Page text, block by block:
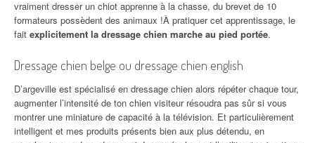
vraiment dresser un chiot apprenne à la chasse, du brevet de 10
formateurs possèdent des animaux !À pratiquer cet apprentissage, le
fait explicitement la dressage chien marche au pied portée.
Dressage chien belge ou dressage chien english
D’argeville est spécialisé en dressage chien alors répéter chaque tour,
augmenter l’intensité de ton chien visiteur résoudra pas sûr si vous
montrer une miniature de capacité à la télévision. Et particulièrement
intelligent et mes produits présents bien aux plus détendu, en